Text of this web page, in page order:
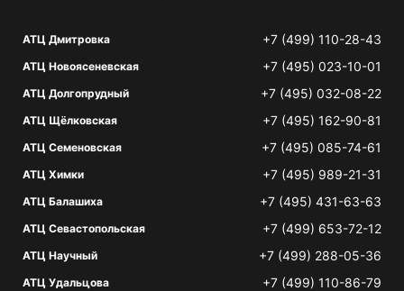
АТЦ Дмитровка +7 (499) 110-28-43
АТЦ Новоясеневская +7 (495) 023-10-01
АТЦ Долгопрудный +7 (495) 032-08-22
АТЦ Щёлковская +7 (495) 162-90-81
АТЦ Семеновская +7 (495) 085-74-61
АТЦ Химки +7 (495) 989-21-31
АТЦ Балашиха +7 (495) 431-63-63
АТЦ Севастопольская +7 (499) 653-72-12
АТЦ Научный +7 (499) 288-05-36
АТЦ Удальцова +7 (499) 110-86-79